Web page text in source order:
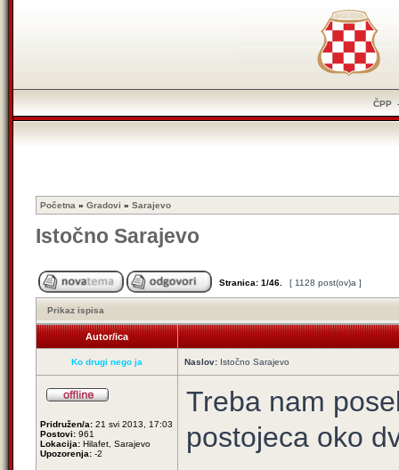
ČPP
Početna » Gradovi » Sarajevo
Istočno Sarajevo
Stranica: 1/46 [ 1128 post(ov)a ]
Prikaz ispisa
Autor/ica
Ko drugi nego ja Naslov: Istočno Sarajevo
Pridružen/a: 21 svi 2013, 17:03
Postovi: 961
Lokacija: Hilafet, Sarajevo
Upozorenja: -2
Treba nam
postojeca oko